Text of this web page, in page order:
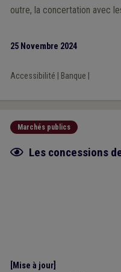
outre, la concertation avec
25 Novembre 2024
Accessibilité Banque
Marchés publics
Fiche focus
Les concessions
[Mise à jour]